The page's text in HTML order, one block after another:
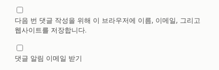
다음 번 댓글 작성을 위해 이 브라우저에 이름, 이메일, 그리고
웹사이트를 저장합니다.
댓글 알림 이메일 받기